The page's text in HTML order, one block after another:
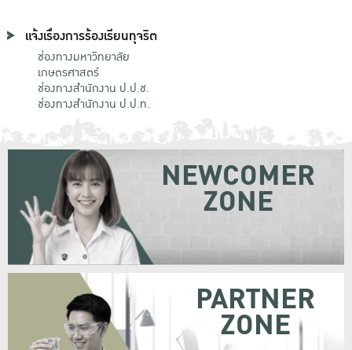
แจ้งเรื่องการร้องเรียนทุจริต
ช่องทางมหาวิทยาลัย
เกษตรศาสตร์
ช่องทางสำนักงาน ป.ป.ช.
ช่องทางสำนักงาน ป.ป.ท.
NEWCOMER
ZONE
PARTNER
ZONE